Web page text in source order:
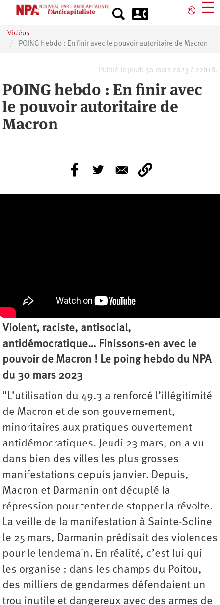
principal
⎋ ☰
Vidéos
POING hebdo : En finir avec le pouvoir autoritaire de Macron
Publié le Jeudi 30 mars 2023 à 22h18.
POING hebdo : En finir avec
le pouvoir autoritaire de
Macron
Violent, raciste, antisocial,
antidémocratique… Finissons-en avec le
pouvoir de Macron ! Le poing hebdo du NPA
du 30 mars 2023
"L’utilisation du 49.3 a renforcé l’illégitimité
de Macron et de son gouvernement,
minoritaires aux pratiques ouvertement
antidémocratiques. Jeudi 23 mars, on a vu
dans bien des villes les plus grosses
manifestations depuis janvier. Depuis,
Macron et Darmanin ont décuplé la
répression pour tenter de stopper la révolte.
La veille de la manifestation à Sainte-Soline
le 25 mars, Darmanin prédisait des violences
pour le lendemain. En réalité, c’est lui qui
les organise : dans les champs du Poitou,
des milliers de gendarmes défendaient un
trou inutile et dangereux avec des armes de